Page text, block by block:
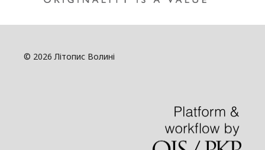
© 2026 Літопис Волині